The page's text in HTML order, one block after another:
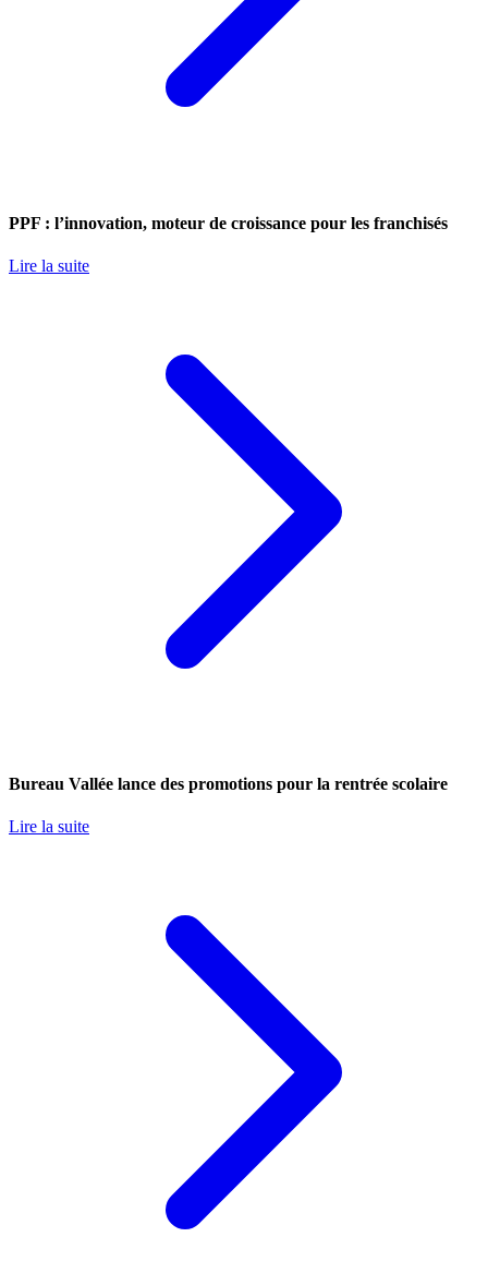
PPF : l’innovation, moteur de croissance pour les franchisés
Lire la suite
Bureau Vallée lance des promotions pour la rentrée scolaire
Lire la suite